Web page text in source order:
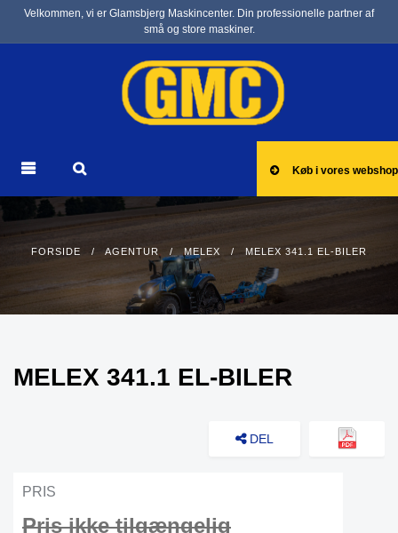
Velkommen, vi er Glamsbjerg Maskincenter. Din professionelle partner af
små og store maskiner.
Køb i vores webshop
FORSIDE / AGENTUR / MELEX / MELEX 341.1 EL-BILER
MELEX 341.1 EL-BILER
DEL
PRIS
Pris ikke tilgængelig